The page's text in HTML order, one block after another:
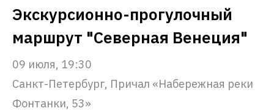
Экскурсионно-прогулочный
маршрут "Северная Венеция"
09 июля, 19:30
Санкт-Петербург, Причал «Набережная реки
Фонтанки, 53»